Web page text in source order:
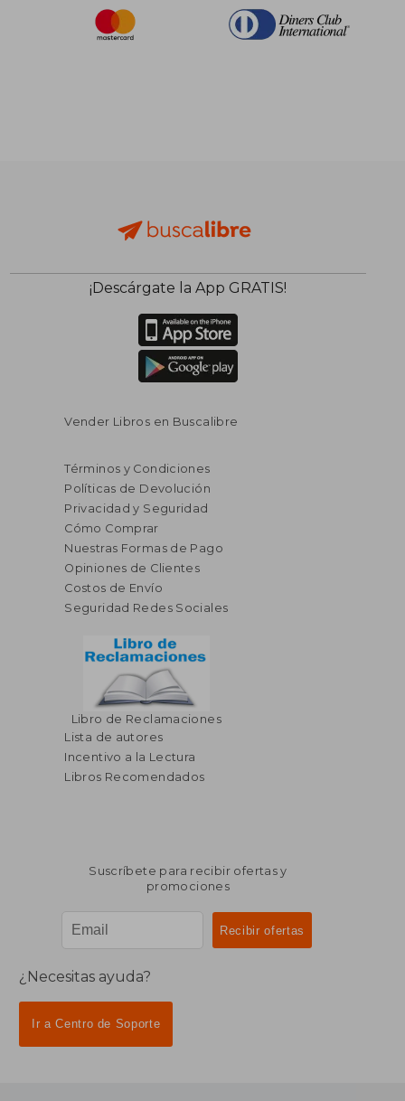
¡Descárgate la App GRATIS!
Vender Libros en Buscalibre
Términos y Condiciones
Políticas de Devolución
Privacidad y Seguridad
Cómo Comprar
Nuestras Formas de Pago
Opiniones de Clientes
Costos de Envío
Seguridad Redes Sociales
Libro de Reclamaciones
Lista de autores
Incentivo a la Lectura
Libros Recomendados
Suscríbete para recibir ofertas y
promociones
¿Necesitas ayuda?
Ir a Centro de Soporte